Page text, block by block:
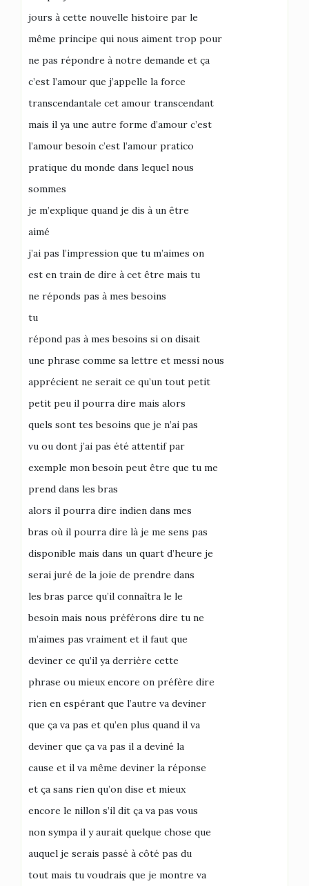
jours à cette nouvelle histoire par le
même principe qui nous aiment trop pour
ne pas répondre à notre demande et ça
c’est l’amour que j’appelle la force
transcendantale cet amour transcendant
mais il ya une autre forme d’amour c’est
l’amour besoin c’est l’amour pratico
pratique du monde dans lequel nous
sommes
je m’explique quand je dis à un être
aimé
j’ai pas l’impression que tu m’aimes on
est en train de dire à cet être mais tu
ne réponds pas à mes besoins
tu
répond pas à mes besoins si on disait
une phrase comme sa lettre et messi nous
apprécient ne serait ce qu’un tout petit
petit peu il pourra dire mais alors
quels sont tes besoins que je n’ai pas
vu ou dont j’ai pas été attentif par
exemple mon besoin peut être que tu me
prend dans les bras
alors il pourra dire indien dans mes
bras où il pourra dire là je me sens pas
disponible mais dans un quart d’heure je
serai juré de la joie de prendre dans
les bras parce qu’il connaîtra le le
besoin mais nous préférons dire tu ne
m’aimes pas vraiment et il faut que
deviner ce qu’il ya derrière cette
phrase ou mieux encore on préfère dire
rien en espérant que l’autre va deviner
que ça va pas et qu’en plus quand il va
deviner que ça va pas il a deviné la
cause et il va même deviner la réponse
et ça sans rien qu’on dise et mieux
encore le nillon s’il dit ça va pas vous
non sympa il y aurait quelque chose que
auquel je serais passé à côté pas du
tout mais tu voudrais que je montre va